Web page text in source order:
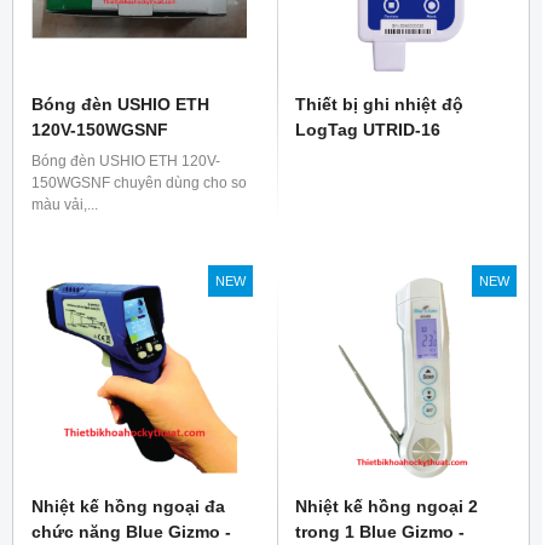
Bóng đèn USHIO ETH
120V-150WGSNF
Bóng đèn USHIO ETH 120V-
150WGSNF chuyên dùng cho so
màu vải,...
Thiết bị ghi nhiệt độ
LogTag UTRID-16
NEW
Nhiệt kế hồng ngoại đa
chức năng Blue Gizmo -
NEW
Nhiệt kế hồng ngoại 2
trong 1 Blue Gizmo -